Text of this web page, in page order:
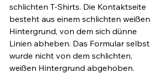
schlichten T-Shirts. Die Kontaktseite
besteht aus einem schlichten weißen
Hintergrund, von dem sich dünne
Linien abheben. Das Formular selbst
wurde nicht von dem schlichten,
weißen Hintergrund abgehoben.